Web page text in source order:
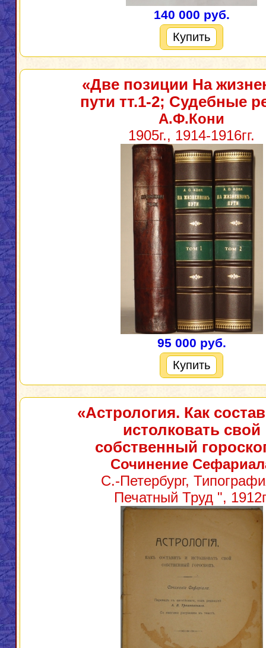
140 000 руб.
Купить
«Две позиции На
пути тт.1-2; Судебные
А.Ф.Кони
1905г., 1914-1916гг.
95 000 руб.
Купить
«Астрология. Как
истолковать свой
собственный
Сочинение
С.-Петербург,
Печатный Труд ",